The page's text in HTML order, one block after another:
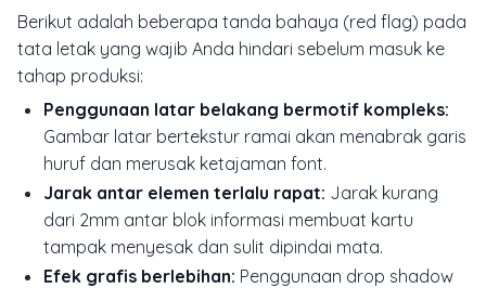
Berikut adalah beberapa tanda bahaya (red flag) pada
tata letak yang wajib Anda hindari sebelum masuk ke
tahap produksi:
Penggunaan latar belakang bermotif kompleks:
Gambar latar bertekstur ramai akan menabrak garis
huruf dan merusak ketajaman font.
Jarak antar elemen terlalu rapat: Jarak kurang
dari 2mm antar blok informasi membuat kartu
tampak menyesak dan sulit dipindai mata.
Efek grafis berlebihan: Penggunaan drop shadow